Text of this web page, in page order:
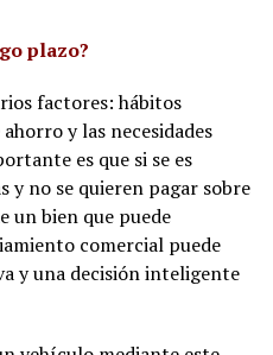
plazo?
factores: hábitos
y las necesidades
es que si se es
y no se quieren pagar sobre
un bien que puede
comercial puede
y una decisión inteligente